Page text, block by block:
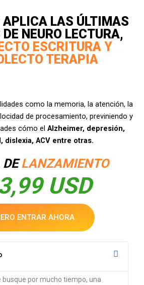
APLICA LAS ÚLTIMAS
NEURO LECTURA,
ESCRITURA Y
TERAPIA
como la memoria, la atención, la
de procesamiento, previniendo y
cómo el Alzheimer, depresión,
dislexia, ACV entre otras.
DELANZAMIENTO
USD
ENTRAR AHORA
Read
More
busque por mucho tiempo, una